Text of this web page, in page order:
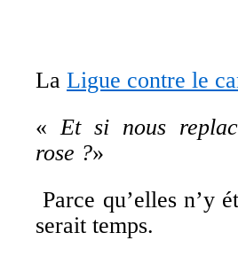
La Ligue contre le
«Et si nous
rose ?»
Parce qu’elles n’y
serait temps.